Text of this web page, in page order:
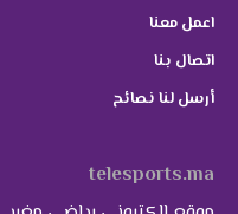
اعمل معنا
اتصال بنا
أرسل لنا نصائح
telesports.ma